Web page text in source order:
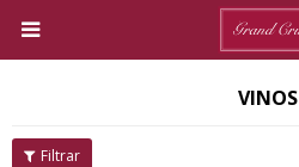

VINOS